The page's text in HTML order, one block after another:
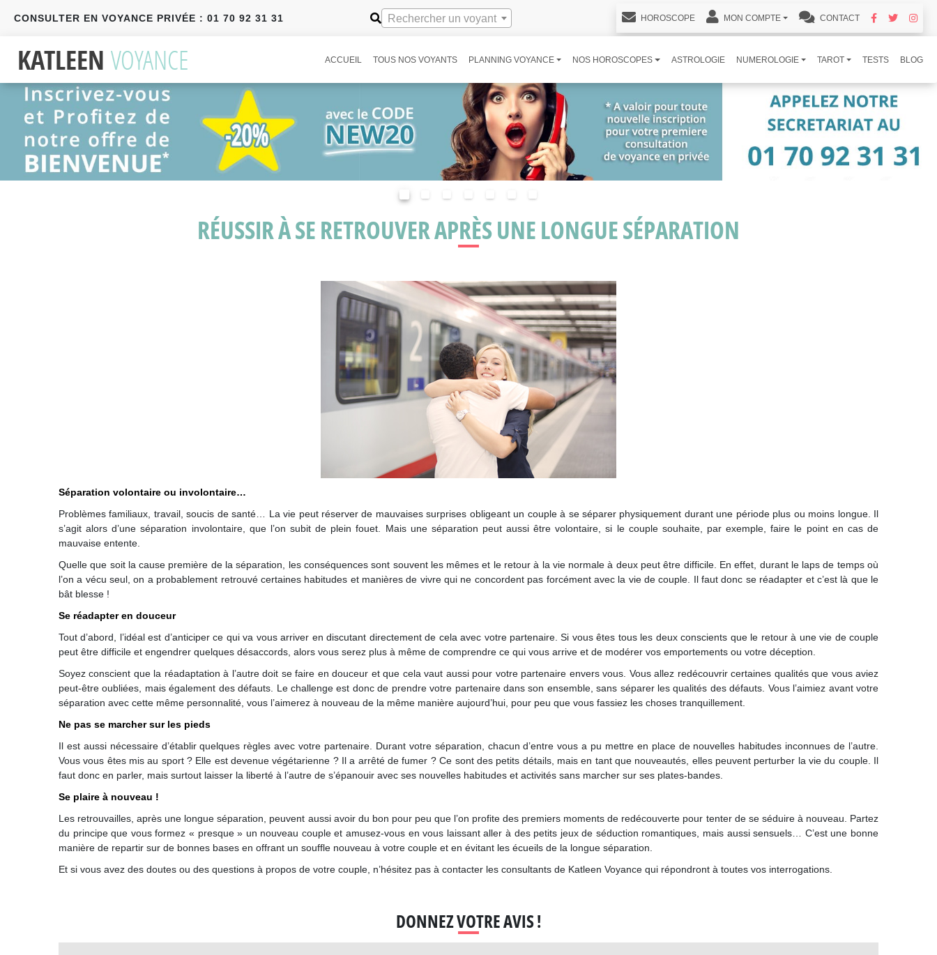
CONSULTER EN VOYANCE PRIVÉE : 01 70 92 31 31 Rechercher un voyant HOROSCOPE MON COMPTE CONTACT
ACCUEIL TOUS NOS VOYANTS PLANNING VOYANCE NOS HOROSCOPES ASTROLOGIE NUMEROLOGIE TAROT TESTS BLOG
RÉUSSIR À SE RETROUVER APRÈS UNE LONGUE SÉPARATION
Séparation volontaire ou involontaire…
Problèmes familiaux, travail, soucis de santé… La vie peut réserver de mauvaises surprises obligeant un couple à se séparer physiquement durant une période plus ou moins longue. Il
s’agit alors d’une séparation involontaire, que l’on subit de plein fouet. Mais une séparation peut aussi être volontaire, si le couple souhaite, par exemple, faire le point en cas de
mauvaise entente.
Quelle que soit la cause première de la séparation, les conséquences sont souvent les mêmes et le retour à la vie normale à deux peut être difficile. En effet, durant le laps de temps où
l’on a vécu seul, on a probablement retrouvé certaines habitudes et manières de vivre qui ne concordent pas forcément avec la vie de couple. Il faut donc se réadapter et c’est là que le
bât blesse !
Se réadapter en douceur
Tout d’abord, l’idéal est d’anticiper ce qui va vous arriver en discutant directement de cela avec votre partenaire. Si vous êtes tous les deux conscients que le retour à une vie de couple
peut être difficile et engendrer quelques désaccords, alors vous serez plus à même de comprendre ce qui vous arrive et de modérer vos emportements ou votre déception.
Soyez conscient que la réadaptation à l’autre doit se faire en douceur et que cela vaut aussi pour votre partenaire envers vous. Vous allez redécouvrir certaines qualités que vous aviez
peut-être oubliées, mais également des défauts. Le challenge est donc de prendre votre partenaire dans son ensemble, sans séparer les qualités des défauts. Vous l’aimiez avant votre
séparation avec cette même personnalité, vous l’aimerez à nouveau de la même manière aujourd’hui, pour peu que vous fassiez les choses tranquillement.
Ne pas se marcher sur les pieds
Il est aussi nécessaire d’établir quelques règles avec votre partenaire. Durant votre séparation, chacun d’entre vous a pu mettre en place de nouvelles habitudes inconnues de l’autre.
Vous vous êtes mis au sport ? Elle est devenue végétarienne ? Il a arrêté de fumer ? Ce sont des petits détails, mais en tant que nouveautés, elles peuvent perturber la vie du couple. Il
faut donc en parler, mais surtout laisser la liberté à l’autre de s’épanouir avec ses nouvelles habitudes et activités sans marcher sur ses plates-bandes.
Se plaire à nouveau !
Les retrouvailles, après une longue séparation, peuvent aussi avoir du bon pour peu que l’on profite des premiers moments de redécouverte pour tenter de se séduire à nouveau. Partez
du principe que vous formez « presque » un nouveau couple et amusez-vous en vous laissant aller à des petits jeux de séduction romantiques, mais aussi sensuels… C’est une bonne
manière de repartir sur de bonnes bases en offrant un souffle nouveau à votre couple et en évitant les écueils de la longue séparation.
Et si vous avez des doutes ou des questions à propos de votre couple, n’hésitez pas à contacter les consultants de Katleen Voyance qui répondront à toutes vos interrogations.
DONNEZ VOTRE AVIS !